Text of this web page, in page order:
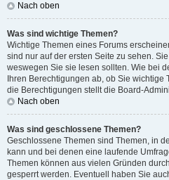
Nach oben
Was sind wichtige Themen?
Wichtige Themen eines Forums
sind nur auf der ersten Seite zu sehen.
weswegen Sie sie lesen sollten. Wie bei
Ihren Berechtigungen ab, ob Sie
die Berechtigungen stellt die Board-
Nach oben
Was sind geschlossene Themen?
Geschlossene Themen sind Themen, in
kann und bei denen eine laufende
Themen können aus vielen Gründen
gesperrt werden. Eventuell haben Sie